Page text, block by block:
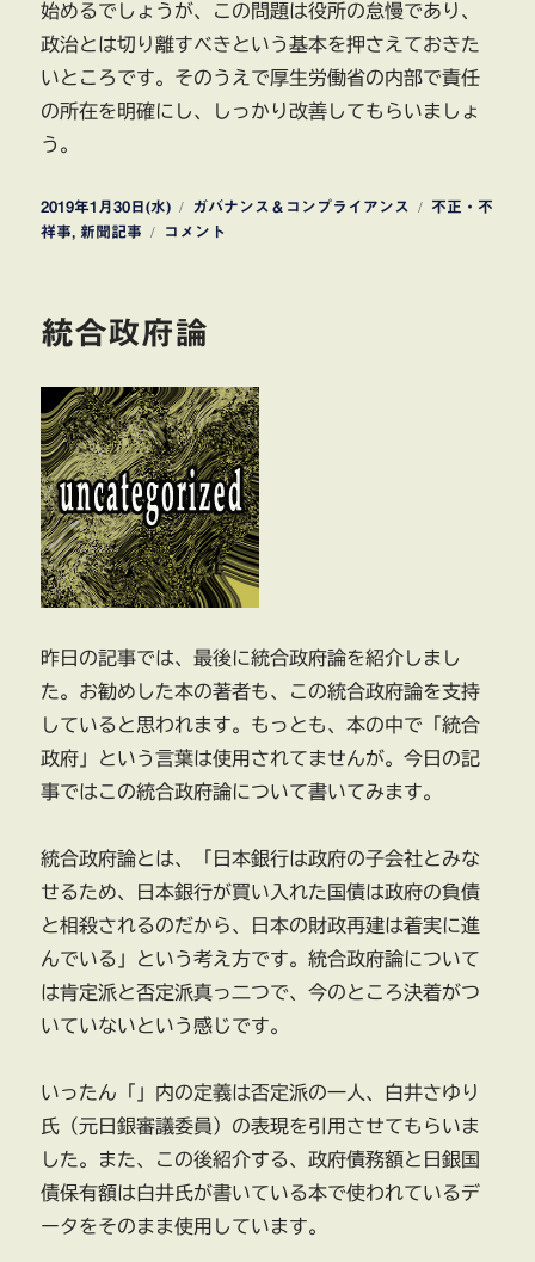
始めるでしょうが、この問題は役所の怠慢であり、
政治とは切り離すべきという基本を押さえておきた
いところです。そのうえで厚生労働省の内部で責任
の所在を明確にし、しっかり改善してもらいましょ
う。
投
稿
2019年1月30日(水)
カ
テ
ガバナンス＆コンプライアンス
タ
不正・不
祥事, 新聞記事
厚
月
統
計
役
所
の
不
適
切
調
に
コメント
統合政府論
昨日の記事では、最後に統合政府論を紹介しまし
た。お勧めした本の著者も、この統合政府論を支持
していると思われます。もっとも、本の中で「統合
政府」という言葉は使用されてませんが。今日の記
事ではこの統合政府論について書いてみます。
統合政府論とは、「日本銀行は政府の子会社とみな
せるため、日本銀行が買い入れた国債は政府の負債
と相殺されるのだから、日本の財政再建は着実に進
んでいる」という考え方です。統合政府論について
は肯定派と否定派真っ二つで、今のところ決着がつ
いていないという感じです。
いったん「」内の定義は否定派の一人、白井さゆり
氏（元日銀審議委員）の表現を引用させてもらいま
した。また、この後紹介する、政府債務額と日銀国
債保有額は白井氏が書いている本で使われているデ
ータをそのまま使用しています。